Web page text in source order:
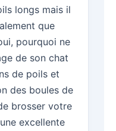
longs mais il
que
pourquoi ne
de son chat
de poils et
des boules de
brosser votre
excellente